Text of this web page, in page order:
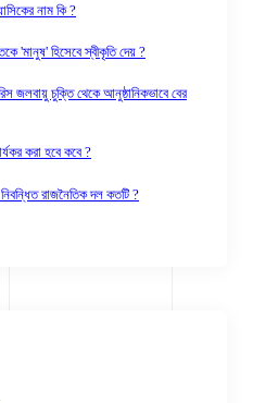
নাম কি ?
'মানুষ' হিসেবে স্বীকৃতি দেয় ?
জলবায়ু চুক্তি থেকে আনুষ্ঠানিকভাবে বের
করা হবে কবে ?
রাজনৈতিক দল কতটি ?